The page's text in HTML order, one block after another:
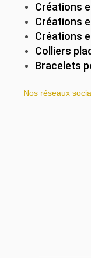
Créations
Créations
Créations
Colliers
Bracelets
Nos réseaux